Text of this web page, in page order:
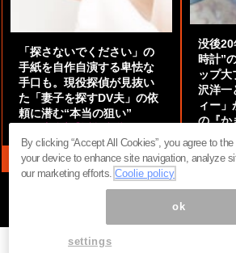
「探さないでください」の
手紙を自作自演する卑怯な
手口も。現役探偵が見抜い
た「妻子を探すDV夫」の依
頼に潜む“本当の狙い”
没後20
時計”
ップ大
沢洋一
ィー」
の『か
MAG2
ページ内の商標は全て商標権者に属します。無
まぐまぐ！
By clicking “Accept All Cookies”, you agree to
your device to enhance site navigation, analyze
our marketing efforts.Coolie policy
ok
settings